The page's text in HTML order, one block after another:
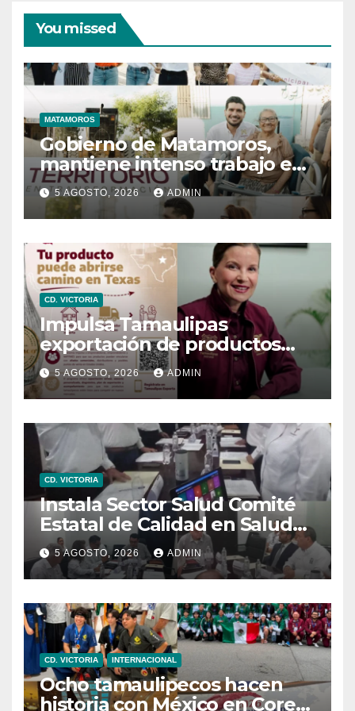
You missed
MATAMOROS
Gobierno de Matamoros,
mantiene intenso trabajo en
territorio
5 AGOSTO, 2026 ADMIN
CD. VICTORIA
Impulsa Tamaulipas
exportación de productos
locales con programa “De
Tamaulipas para Texas,
exportar también es para ti”
5 AGOSTO, 2026 ADMIN
CD. VICTORIA
Instala Sector Salud Comité
Estatal de Calidad en Salud
para garantizar un trato
digno y humanitario a los
pacientes
5 AGOSTO, 2026 ADMIN
CD. VICTORIA INTERNACIONAL
Ocho tamaulipecos hacen
historia con México en Corea